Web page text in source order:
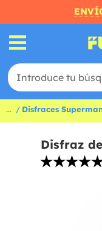
... Disfraces
Disfraz